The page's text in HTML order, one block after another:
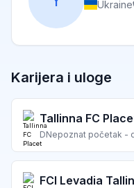
Ukraine
Karijera i uloge
Tallinna FC
DNepoznat početak -
FCI Levadia